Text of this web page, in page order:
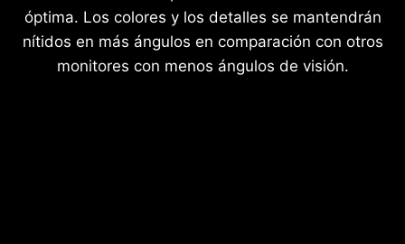
óptima. Los colores y los detalles se mantendrán
nítidos en más ángulos en comparación con otros
monitores con menos ángulos de visión.